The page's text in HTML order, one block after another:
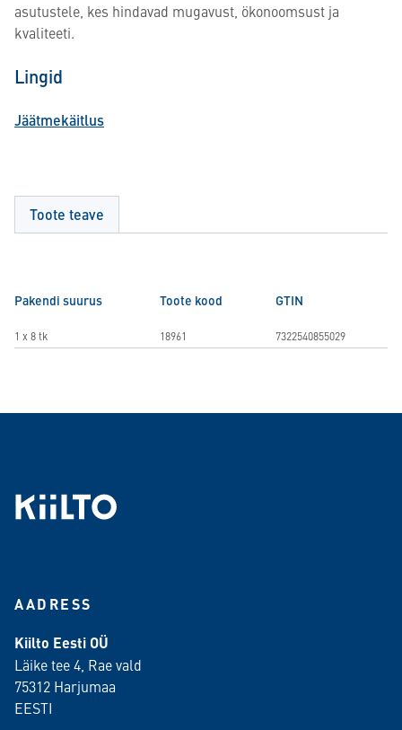
asutustele, kes hindavad mugavust, ökonoomsust ja
kvaliteeti.
Lingid
Jäätmekäitlus
Toote teave
Pakendi suurus Toote kood GTIN
1 x 8 tk 18961 7322540855029
AADRESS
Kiilto Eesti OÜ
Läike tee 4, Rae vald
75312 Harjumaa
EESTI